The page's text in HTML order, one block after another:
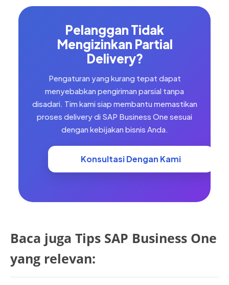
Pelanggan Tidak
Mengizinkan Partial
Delivery?
Pengaturan yang kurang tepat dapat
menyebabkan pengiriman parsial tanpa
disadari. Tim kami siap membantu memastikan
proses delivery di SAP Business One sesuai
dengan kebijakan bisnis Anda.
Konsultasi Dengan Kami
Baca juga Tips SAP Business One
yang relevan: